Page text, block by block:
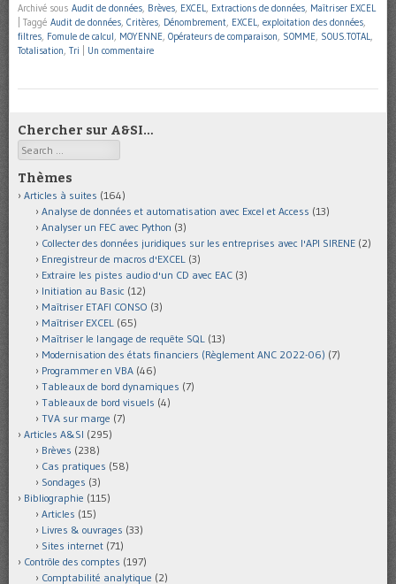
Archivé sous Audit de données, Brèves, EXCEL, Extractions de données, Maîtriser EXCEL
Taggé Audit de données, Critères, Dénombrement, EXCEL, exploitation des données,
filtres, Fomule de calcul, MOYENNE, Opérateurs de comparaison, SOMME, SOUS.TOTAL,
Totalisation, Tri Un commentaire
Chercher sur A&SI…
Search
Thèmes
Articles à suites (164)
Analyse de données et automatisation avec Excel et Access (13)
Analyser un FEC avec Python (3)
Collecter des données juridiques sur les entreprises avec l'API SIRENE (2)
Enregistreur de macros d'EXCEL (3)
Extraire les pistes audio d'un CD avec EAC (3)
Initiation au Basic (12)
Maîtriser ETAFI CONSO (3)
Maîtriser EXCEL (65)
Maîtriser le langage de requête SQL (13)
Modernisation des états financiers (Règlement ANC 2022-06) (7)
Programmer en VBA (46)
Tableaux de bord dynamiques (7)
Tableaux de bord visuels (4)
TVA sur marge (7)
Articles A&SI (295)
Brèves (238)
Cas pratiques (58)
Sondages (3)
Bibliographie (115)
Articles (15)
Livres & ouvrages (33)
Sites internet (71)
Contrôle des comptes (197)
Comptabilité analytique (2)